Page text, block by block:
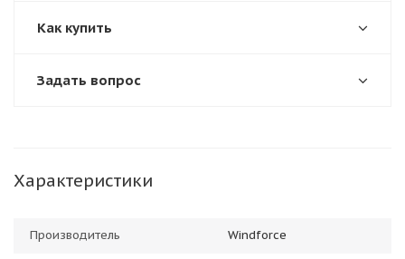
Как купить
Задать вопрос
Характеристики
Производитель Windforce